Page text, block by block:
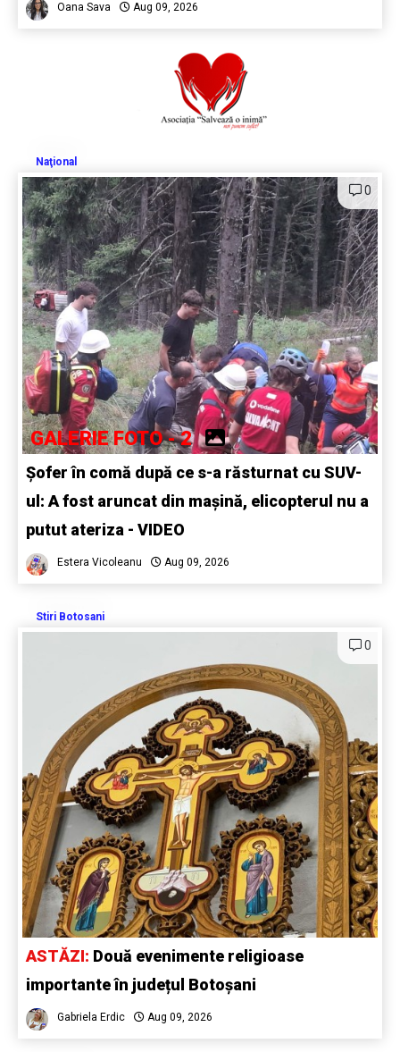
Oana Sava Aug 09, 2026
Naţional
0
GALERIE FOTO - 2
Șofer în comă după ce s-a răsturnat cu SUV-
ul: A fost aruncat din mașină, elicopterul nu a
putut ateriza - VIDEO
Estera Vicoleanu Aug 09, 2026
Stiri Botosani
0
ASTĂZI: Două evenimente religioase
importante în județul Botoșani
Gabriela Erdic Aug 09, 2026